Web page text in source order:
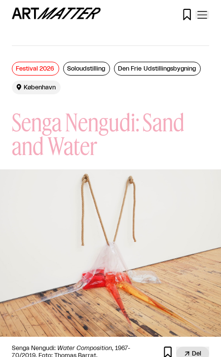

Senga Nengudi: Sand
and Water
Festival 2026 Soloudstilling Den Frie Udstillingsbygning
 København
Senga Nengudi: Water Composition, 1967-
70/2019. Foto: Thomas Barrat.
  Del